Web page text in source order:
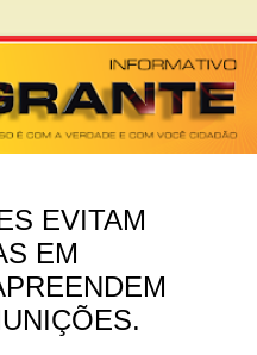
EVITAM
EM